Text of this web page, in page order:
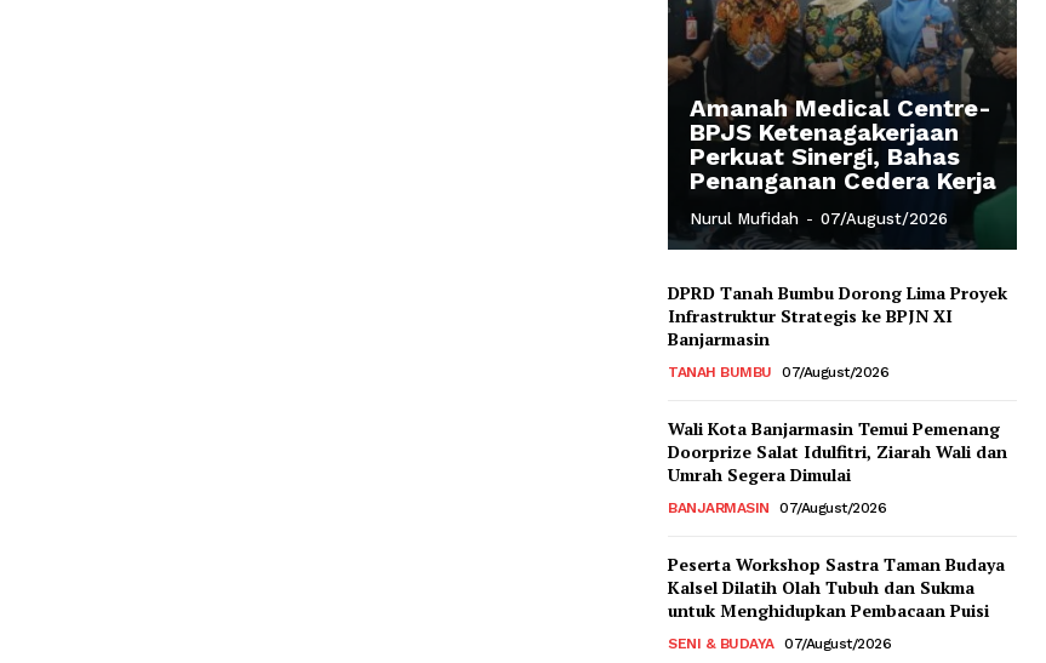
Amanah Medical Centre-
BPJS Ketenagakerjaan
Perkuat Sinergi, Bahas
Penanganan Cedera Kerja
Nurul Mufidah - 07/August/2026
DPRD Tanah Bumbu Dorong Lima Proyek
Infrastruktur Strategis ke BPJN XI
Banjarmasin
TANAH BUMBU 07/August/2026
Wali Kota Banjarmasin Temui Pemenang
Doorprize Salat Idulfitri, Ziarah Wali dan
Umrah Segera Dimulai
BANJARMASIN 07/August/2026
Peserta Workshop Sastra Taman Budaya
Kalsel Dilatih Olah Tubuh dan Sukma
untuk Menghidupkan Pembacaan Puisi
SENI & BUDAYA 07/August/2026